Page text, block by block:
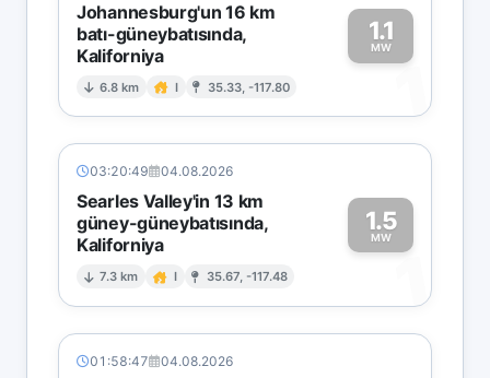
Johannesburg'un 16 km
batı-güneybatısında,
Kaliforniya
6.8 km I 35.33, -117.80
1.1
MW
1
03:20:49 04.08.2026
Searles Valley'in 13 km
güney-güneybatısında,
Kaliforniya
7.3 km I 35.67, -117.48
1.5
MW
1
01:58:47 04.08.2026